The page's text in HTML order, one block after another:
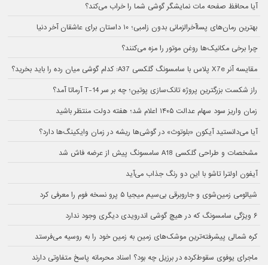
آیا محافظ صفحه مات نمایشگر گوشی شما را خراب می‌کند؟
بهترین رمان‌های پسا‌آخرالزمانی بدون زامبی؛ ۱۰ داستان برای عاشقان آخر دنیا
چرا برخی مکانیک‌ها روغن موتور را مزه می‌کنند؟
مقایسه آنر X7e پلاس با سامسونگ گلکسی A37: کدام گوشی میان رده را باید بخرید؟
راز شکست بزرگترین پروژه تانک‌سازی پوتین؛ چه بر سر T-14 آرماتا آمد؟
زمان واریز سود سهام عدالت ۱۴۰۵ اعلام شد؛ هفته دولت منتظر باشید
آیا می‌دانستید آیکون «بلوتوث» در گوشی‌ها ریشه در زمان وایکینگ‌ها دارد؟
مشخصات و طراحی گلکسی A18 سامسونگ پیش از عرضه فاش شد
آیفون اولترا تاشو با این دو رنگ جذاب می‌آید
شیائومی زمین‌شوی و جاروبرقی بی‌سیم میجیا ۵ پرو نسخه فوم را معرفی کرد
۶ ویژگی سامسونگ که در هیچ گوشی اندرویدی دیگری وجود ندارد
کره شمالی پیشرفته‌ترین موشک‌های زمین به زمین خود را به روسیه می‌فرستد
ماجرای یوفوی سقوط‌کرده در برزیل چه بود؟ اسناد محرمانه پاسخ متفاوتی دارند